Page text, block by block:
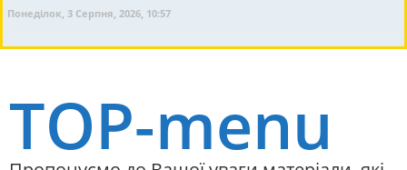
Понеділок, 3 Серпня, 2026, 10:57
TOP-menu